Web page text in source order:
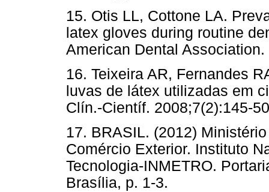
15. Otis LL, Cottone LA.
latex gloves during routine
American Dental
16. Teixeira AR, Fernandes
luvas de látex utilizadas em
Clín.-Científ. 2008;7(2):145-
17. BRASIL. (2012)
Comércio Exterior. Instituto
Tecnologia-INMETRO.
Brasília, p. 1-3.